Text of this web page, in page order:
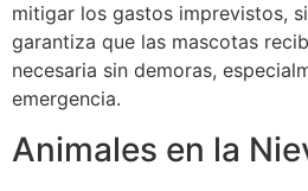
mitigar los gastos imprevistos,
garantiza que las mascotas
necesaria sin demoras,
emergencia.
Animales en la